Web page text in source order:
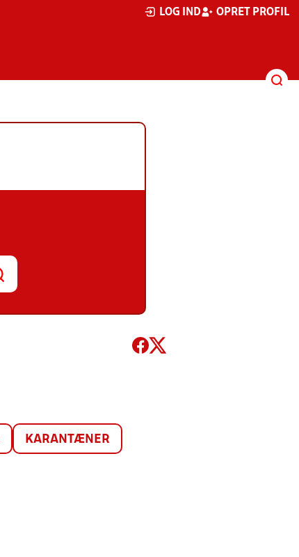
LOG IND OPRET PROFIL
KARANTÆNER